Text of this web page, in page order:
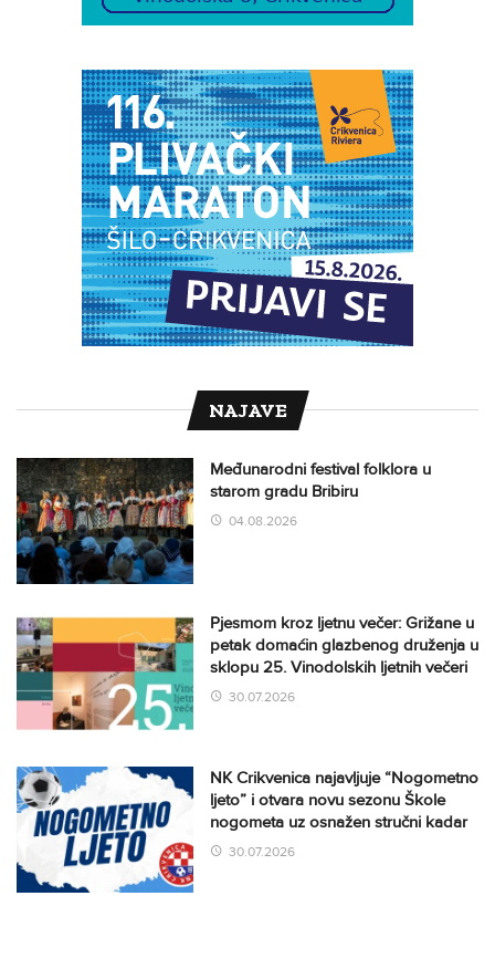
NAJAVE
Međunarodni festival folklora u
starom gradu Bribiru
04.08.2026
Pjesmom kroz ljetnu večer: Grižane u
petak domaćin glazbenog druženja u
sklopu 25. Vinodolskih ljetnih večeri
30.07.2026
NK Crikvenica najavljuje “Nogometno
ljeto” i otvara novu sezonu Škole
nogometa uz osnažen stručni kadar
30.07.2026